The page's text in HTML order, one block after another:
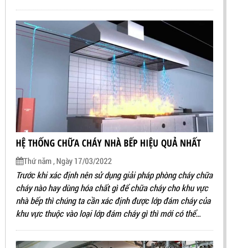
HỆ THỐNG CHỮA CHÁY NHÀ BẾP HIỆU QUẢ NHẤT
Thứ năm , Ngày 17/03/2022
Trước khi xác định nên sử dụng giải pháp phòng cháy chữa
cháy nào hay dùng hóa chất gì để chữa cháy cho khu vực
nhà bếp thì chúng ta cần xác định được lớp đám cháy của
khu vực thuộc vào loại lớp đám cháy gì thì mới có thể